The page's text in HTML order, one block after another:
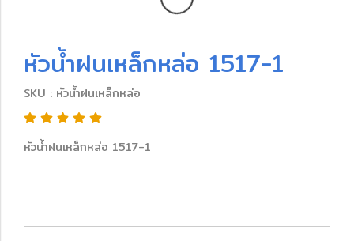
หัวน้ำฝนเหล็กหล่อ 1517-1
SKU : หัวน้ำฝนเหล็กหล่อ
หัวน้ำฝนเหล็กหล่อ 1517-1